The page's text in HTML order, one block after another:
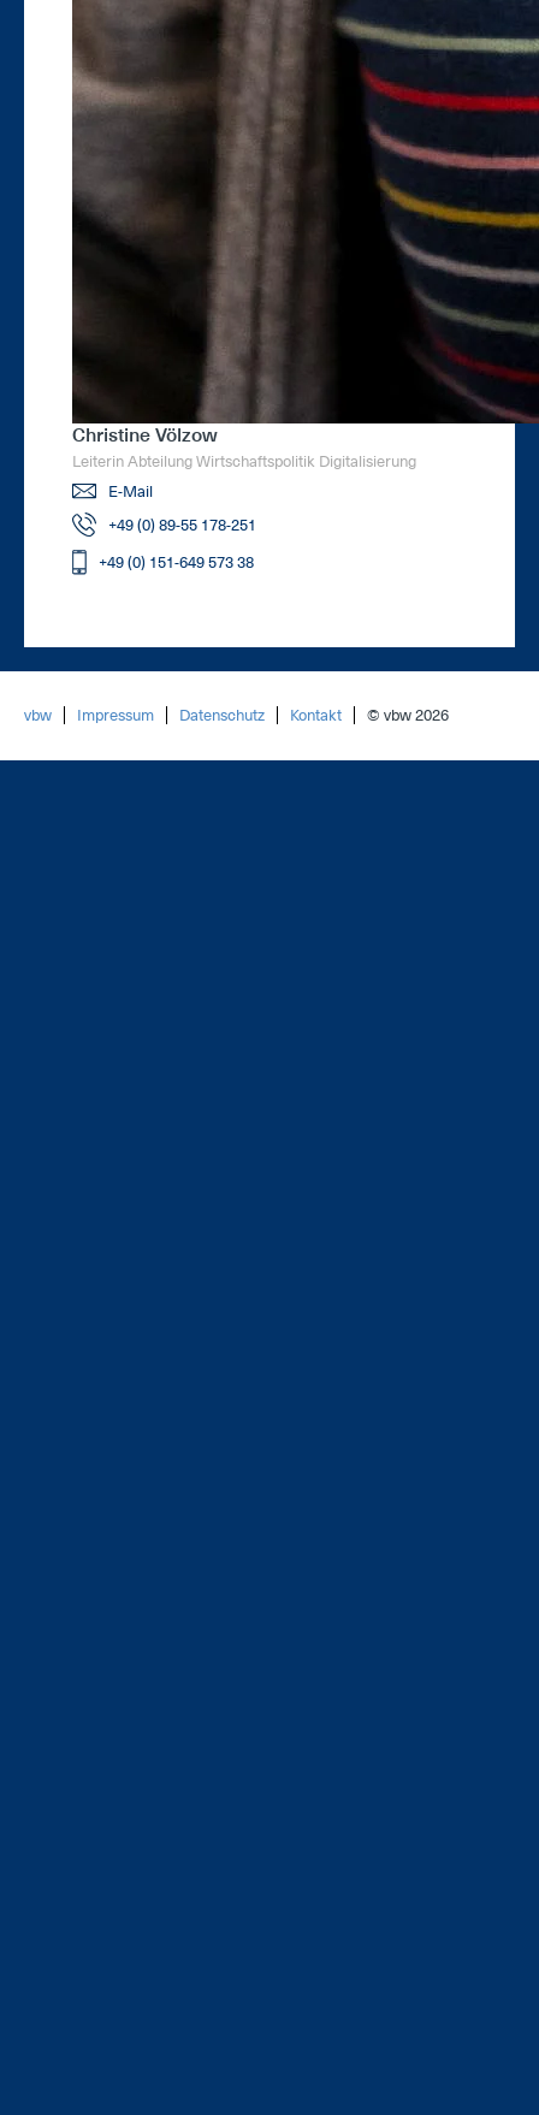
Christine Völzow
Leiterin Abteilung Wirtschaftspolitik Digitalisierung
E-Mail
+49 (0) 89-55 178-251
+49 (0) 151-649 573 38
vbw Impressum Datenschutz Kontakt © vbw 2026